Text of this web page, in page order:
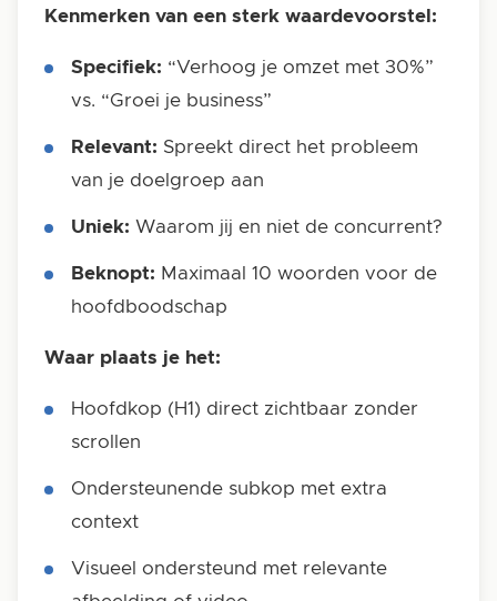
Kenmerken van een sterk waardevoorstel:
Specifiek: “Verhoog je omzet met 30%”
vs. “Groei je business”
Relevant: Spreekt direct het probleem
van je doelgroep aan
Uniek: Waarom jij en niet de concurrent?
Beknopt: Maximaal 10 woorden voor de
hoofdboodschap
Waar plaats je het:
Hoofdkop (H1) direct zichtbaar zonder
scrollen
Ondersteunende subkop met extra
context
Visueel ondersteund met relevante